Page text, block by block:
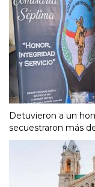
Detuvieron a un
secuestraron más